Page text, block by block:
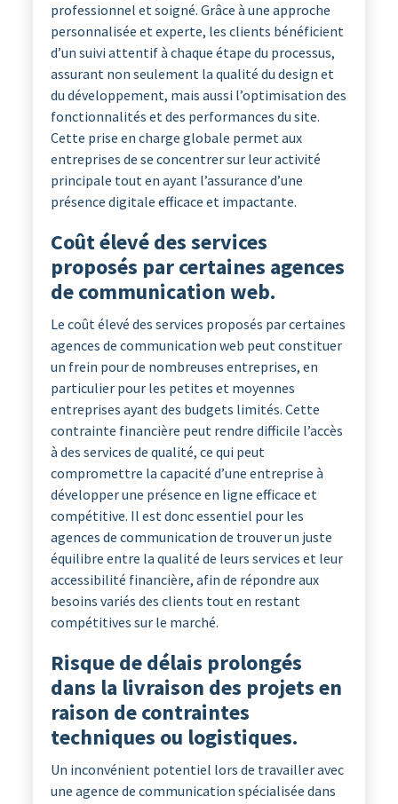
professionnel et soigné. Grâce à une approche
personnalisée et experte, les clients bénéficient
d’un suivi attentif à chaque étape du processus,
assurant non seulement la qualité du design et
du développement, mais aussi l’optimisation des
fonctionnalités et des performances du site.
Cette prise en charge globale permet aux
entreprises de se concentrer sur leur activité
principale tout en ayant l’assurance d’une
présence digitale efficace et impactante.
Coût élevé des services
proposés par certaines agences
de communication web.
Le coût élevé des services proposés par certaines
agences de communication web peut constituer
un frein pour de nombreuses entreprises, en
particulier pour les petites et moyennes
entreprises ayant des budgets limités. Cette
contrainte financière peut rendre difficile l’accès
à des services de qualité, ce qui peut
compromettre la capacité d’une entreprise à
développer une présence en ligne efficace et
compétitive. Il est donc essentiel pour les
agences de communication de trouver un juste
équilibre entre la qualité de leurs services et leur
accessibilité financière, afin de répondre aux
besoins variés des clients tout en restant
compétitives sur le marché.
Risque de délais prolongés
dans la livraison des projets en
raison de contraintes
techniques ou logistiques.
Un inconvénient potentiel lors de travailler avec
une agence de communication spécialisée dans